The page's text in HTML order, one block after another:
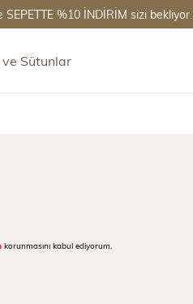
%10 İNDİRİM sizi bekliyor.
Sütunlar
korunmasını kabul ediyorum.